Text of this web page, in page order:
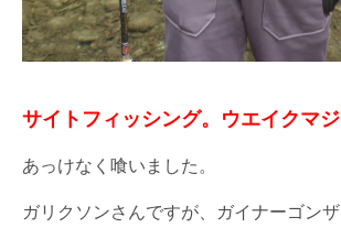
サイトフィッシング。ウエイクマジ
あっけなく喰いました。
ガリクソンさんですが、ガイナーゴンザ